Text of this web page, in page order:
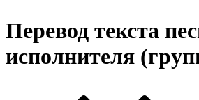
Перевод текста
исполнителя